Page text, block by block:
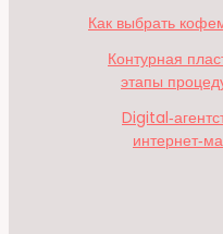
Как выбрать
Контурная
этапы